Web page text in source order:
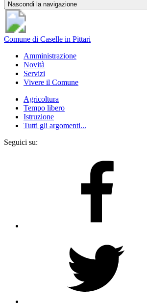
Nascondi la navigazione
Comune di Caselle in Pittari
Amministrazione
Novità
Servizi
Vivere il Comune
Agricoltura
Tempo libero
Istruzione
Tutti gli argomenti...
Seguici su: